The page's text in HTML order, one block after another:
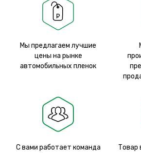
Мы предлагаем лучшие
цены на рынке
автомобильных пленок
С вами работает команда
Товар